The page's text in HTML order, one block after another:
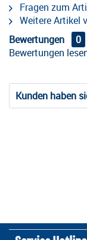
Fragen zum
Weitere Artikel
Bewertungen
0
Bewertungen
Kunden haben